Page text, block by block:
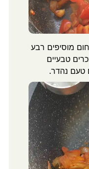
מוסיפים רבע
טבעיים
טעם נהדר.